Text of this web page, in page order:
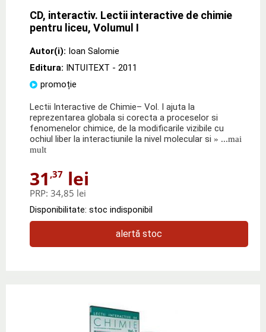
CD, interactiv. Lectii interactive de chimie
pentru liceu, Volumul I
Autor(i): Ioan Salomie
Editura: INTUITEXT - 2011
promoție
Lectii Interactive de Chimie– Vol. I ajuta la
reprezentarea globala si corecta a proceselor si
fenomenelor chimice, de la modificarile vizibile cu
ochiul liber la interactiunile la nivel molecular si » ...mai
mult
31 ,37 lei
PRP: 34,85 lei
Disponibilitate: stoc indisponibil
alertă stoc